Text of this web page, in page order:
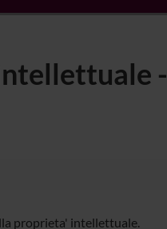
-
proprieta' intellettuale.